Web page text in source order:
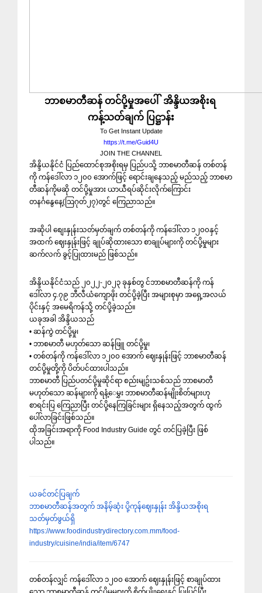
ဘာစမာတီဆန် တင်ပို့မှုအပေါ် အိန္ဒိယအစိုးရ
ကန့်သတ်ချက် ပြဋ္ဌာန်း
To Get Instant Update
https://t.me/Guid4U
JOIN THE CHANNEL
အိန္ဒိယနိုင်ငံ ပြည်ထောင်စုအစိုးရမှ ပြည်ပသို့ ဘာစမာတီဆန် တစ်တန်
ကို ကန်ဒေါ်လာ ၁၂၀၀ အောက်ဖြင့် ရောင်းချနေသည့် မည်သည့် ဘာစမာ
တီဆန်ကိုမဆို တင်ပို့မှုအား ယာယီရပ်ဆိုင်းလိုက်ကြောင်း‌
တနင်္ဂနွေနေ့(ဩဂုတ်၂၇)တွင် ကြေညာသည်။
အဆိုပါ စျေးနှုန်းသတ်မှတ်ချက် တစ်တန်ကို ကန်ဒေါ်လာ ၁၂၀၀နှင့်
အထက် ဈေးနှုန်းဖြင့် ချုပ်ဆိုထားသော စာချုပ်များကို တင်ပို့မှုများ
ဆက်လက် ခွင့်ပြုထားမည် ဖြစ်သည်။
အိန္ဒိယနိုင်ငံသည် ၂၀၂၂-၂၀၂၃ ခုနှစ်တွ င်ဘာစမာတီဆန်ကို ကန်
ဒေါ်လာ ၄.၇၉ ဘီလီယံကျောဖိုး တင်ပို့ခဲ့ပြီး အများစုမှာ အရှေ့အလယ်
ပိုင်းနှင့် အမေရိကန်သို့ တင်ပို့ခဲ့သည်။
ယခုအခါ အိန္ဒိယသည်
• ဆန်ကွဲ တင်ပို့မှု၊
• ဘာစမာတီ မဟုတ်သော ဆန်ဖြူ တင်ပို့မှု၊
• တစ်တန်ကို ကန်ဒေါ်လာ ၁၂၀၀ အောက် ဈေးနှုန်းဖြင့် ဘာစမာတီဆန်
တင်ပို့မှုတို့ကို ပိတ်ပင်ထားပါသည်။
ဘာစမာတီ ပြည်ပတင်ပို့မှုဆိုင်ရာ စည်းမျဥ်းသစ်သည် ဘာစမာတီ
မဟုတ်သော ဆန်များကို ရနံ့‌ေမွှး ဘာစမာတီဆန်မျိုးစိတ်များဟု
စာရင်းပြ ကြေညာပြီး တင်ပို့နေကြခြင်းများ ရှိနေသည့်အတွက် ထွက်
ပေါ်လာခြင်းဖြစ်သည်။
ထိုအခြင်းအရာကို Food Industry Guide တွင် တင်ပြခဲ့ပြီး ဖြစ်
ပါသည်။
ယခင်တင်ပြချက်
ဘာစမာတီဆန်အတွက် အနိမ့်ဆုံး ပို့ကုန်ဈေးနှုန်း အိန္ဒိယအစိုးရ
သတ်မှတ်ဖွယ်ရှိ
https://www.foodindustrydirectory.com.mm/food-
industry/cuisine/india/item/6747
တစ်တန်လျှင် ကန်ဒေါ်လာ ၁၂၀၀ အောက် ဈေးနှုန်းဖြင့် စာချုပ်ထား